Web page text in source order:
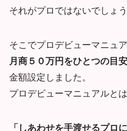
それがプロではないでしょう
そこでプロデビューマニュ
月商５０万円をひとつの目
金額設定しました。
プロデビューマニュアルとは
「しあわせを手渡せるプロ